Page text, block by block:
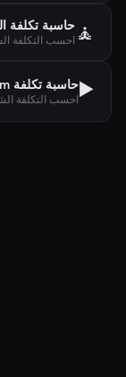
🧘 حاسبة تكلفة
احسب التكلفة
▶️حاسبة تكلفة YouTube Premium